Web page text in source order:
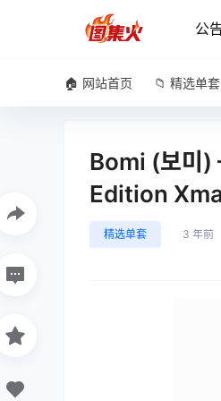
公
🏠 网站首页 📁 精选单套
Bomi (보미
Edition
精选单套 3 年前